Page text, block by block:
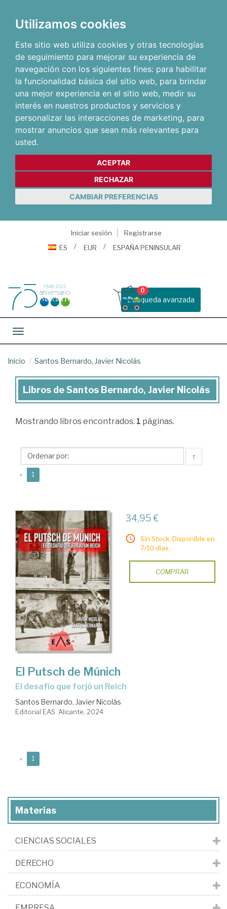
Utilizamos cookies
Este sitio web utiliza cookies y otras tecnologías
de seguimiento para mejorar su experiencia de
navegación con los siguientes fines: para habilitar
la funcionalidad básica del sitio web, para brindar
una mejor experiencia en el sitio web, medir su
interés en nuestros productos y servicios y
personalizar las interacciones de marketing, para
mostrar anuncios que sean más relevantes para
usted.
ACEPTAR
RECHAZAR
CAMBIAR PREFERENCIAS
Iniciar sesión
Registrarse
ES
EUR ESPAÑA PENINSULAR
Busqueda avanzada
0
Toggle navigation
Inicio Santos Bernardo, Javier Nicolás
Libros
Santos
Javier
Nicolás
Libros de Santos Bernardo, Javier Nicolás
Mostrando libros encontrados. 1 páginas.
↑
« 1
34,95 €
Sin Stock. Disponible en
7/10 días.
COMPRAR
El Putsch de Múnich
el desafío que forjó un Reich
Santos Bernardo, Javier Nicolás
Editorial EAS. Alicante, 2024
« 1
Materias
CIENCIAS SOCIALES
DERECHO
ECONOMÍA